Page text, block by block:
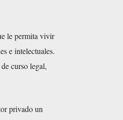
le permita vivir
e intelectuales.
curso legal,
privado un